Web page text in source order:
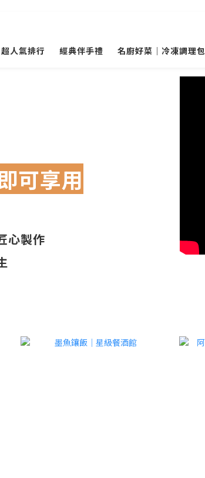
超人氣排行 經典伴手禮 名廚好菜｜冷凍調理包
可享用
心製作